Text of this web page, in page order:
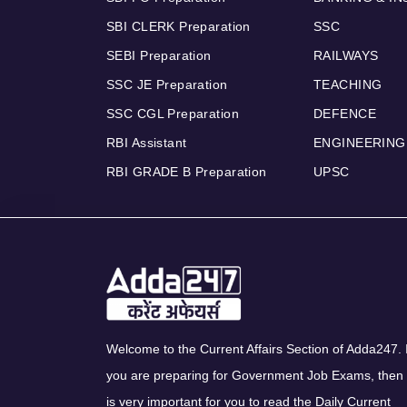
SBI CLERK Preparation
SEBI Preparation
SSC JE Preparation
SSC CGL Preparation
RBI Assistant
RBI GRADE B Preparation
SSC
RAILWAYS
TEACHING
DEFENCE
ENGINEERING
UPSC
Welcome to the Current Affairs Section of Adda247.
you are preparing for Government Job Exams, then
is very important for you to read the Daily Current